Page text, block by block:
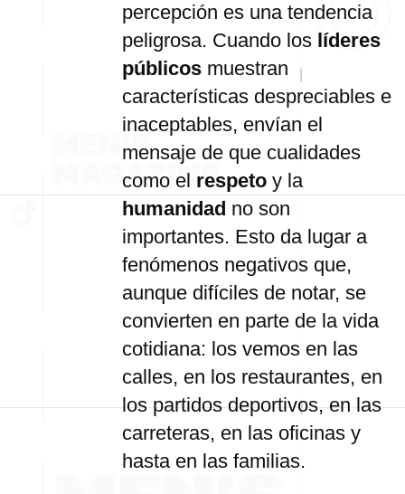
percepción es una tendencia
peligrosa. Cuando los líderes
públicos muestran
características despreciables e
inaceptables, envían el
mensaje de que cualidades
como el respeto y la
humanidad no son
importantes. Esto da lugar a
fenómenos negativos que,
aunque difíciles de notar, se
convierten en parte de la vida
cotidiana: los vemos en las
calles, en los restaurantes, en
los partidos deportivos, en las
carreteras, en las oficinas y
hasta en las familias.